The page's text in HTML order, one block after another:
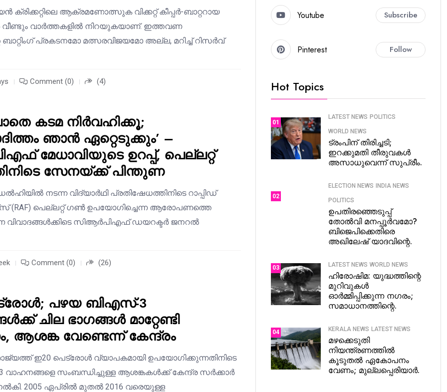
ആക്രമണോത്സുക വിക്കറ്റ് കീപ്പർ-ബാറ്ററായ
വാർത്തകളിൽ നിറയുകയാണ്. ഇത്തവണ
ബാറ്റിംഗ് പ്രകടനമോ മത്സരവിജയമോ അല്ല, മറിച്ച് റിസർവ്
Comment (0) (4)
കടമ നിർവഹിക്കൂ;
ഞാൻ ഏറ്റെടുക്കും’ –
മേധാവിയുടെ ഉറപ്പ്, പെല്ലറ്റ്
സേനയ്ക്ക് പിന്തുണ
നടന്ന വിദ്യാർഥി പ്രതിഷേധത്തിനിടെ റാപ്പിഡ്
പെല്ലറ്റ് ഗൺ ഉപയോഗിച്ചെന്ന ആരോപണത്തെ
വിവാദങ്ങൾക്കിടെ സിആർപിഎഫ് ഡയറക്ടർ ജനറൽ
Comment (0) (26)
പഴയ ബിഎസ്-3
ചില ഭാഗങ്ങൾ മാറ്റേണ്ടി
ആശങ്ക വേണ്ടെന്ന് കേന്ദ്രം
ഇ20 പെട്രോൾ വ്യാപകമായി ഉപയോഗിക്കുന്നതിനിടെ
സംബന്ധിച്ചുള്ള ആശങ്കകൾക്ക് കേന്ദ്ര സർക്കാർ
2005 ഏപ്രിൽ മുതൽ 2016 വരെയുള്ള
Youtube Subscribe
Pinterest Follow
Hot Topics
01
LATEST NEWS POLITICS
WORLD NEWS
ട്രംപിന് തിരിച്ചടി;
ഇറക്കുമതി തീരുവകൾ
അസാധുവെന്ന് സുപ്രീം.
02
ELECTION NEWS INDIA NEWS
POLITICS
ഉപതിരഞ്ഞെടുപ്പ്
തോൽവി മനപ്പൂർവമോ?
ബിജെപിക്കെതിരെ
അഖിലേഷ് യാദവിന്റെ.
03 LATEST NEWS WORLD NEWS
ഹിരോഷിമ: യുദ്ധത്തിന്റെ
മുറിവുകൾ
ഓർമ്മിപ്പിക്കുന്ന നഗരം;
സമാധാനത്തിന്റെ.
04 KERALA NEWS LATEST NEWS
മഴക്കെടുതി
നിയന്ത്രണത്തിൽ
കൂടുതൽ ഏകോപനം
വേണം; മുല്ലപ്പെരിയാർ.